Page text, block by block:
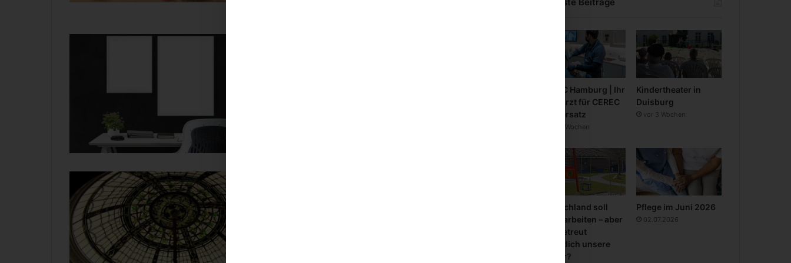
CEREC Hamburg | Ihr
Zahnarzt für CEREC
Zahnersatz
vor 3 Wochen
Kindertheater in
Duisburg
vor 3 Wochen
Deutschland soll
mehr arbeiten – aber
wer betreut
eigentlich unsere
Kinder?
Pflege im Juni 2026
02.07.2026